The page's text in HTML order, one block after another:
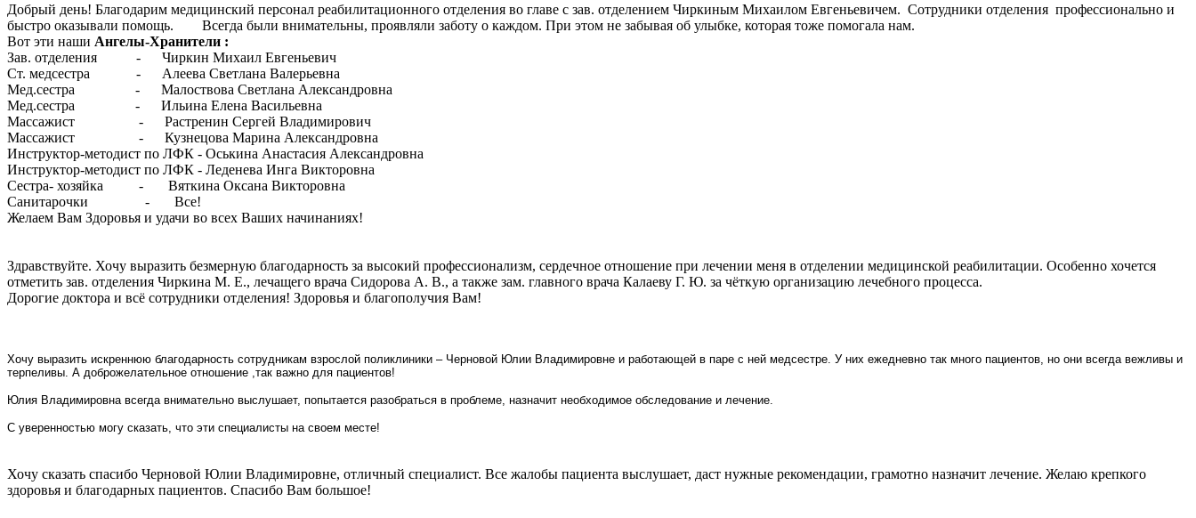
Добрый день! Благодарим медицинский персонал реабилитационного отделения во главе с зав. отделением Чиркиным Михаилом Евгеньевичем. Сотрудники отделения профессионально и
быстро оказывали помощь. Всегда были внимательны, проявляли заботу о каждом. При этом не забывая об улыбке, которая тоже помогала нам.
Вот эти наши Ангелы-Хранители :
Зав. отделения - Чиркин Михаил Евгеньевич
Ст. медсестра - Алеева Светлана Валерьевна
Мед.сестра - Малоствова Светлана Александровна
Мед.сестра - Ильина Елена Васильевна
Массажист - Растренин Сергей Владимирович
Массажист - Кузнецова Марина Александровна
Инструктор-методист по ЛФК - Оськина Анастасия Александровна
Инструктор-методист по ЛФК - Леденева Инга Викторовна
Сестра- хозяйка - Вяткина Оксана Викторовна
Санитарочки - Все!
Желаем Вам Здоровья и удачи во всех Ваших начинаниях!
Здравствуйте. Хочу выразить безмерную благодарность за высокий профессионализм, сердечное отношение при лечении меня в отделении медицинской реабилитации. Особенно хочется
отметить зав. отделения Чиркина М. Е., лечащего врача Сидорова А. В., а также зам. главного врача Калаеву Г. Ю. за чёткую организацию лечебного процесса.
Дорогие доктора и всё сотрудники отделения! Здоровья и благополучия Вам!
Хочу выразить искреннюю благодарность сотрудникам взрослой поликлиники – Черновой Юлии Владимировне и работающей в паре с ней медсестре. У них ежедневно так много пациентов, но они всегда вежливы и
терпеливы. А доброжелательное отношение ,так важно для пациентов!
Юлия Владимировна всегда внимательно выслушает, попытается разобраться в проблеме, назначит необходимое обследование и лечение.
С уверенностью могу сказать, что эти специалисты на своем месте!
Хочу сказать спасибо Черновой Юлии Владимировне, отличный специалист. Все жалобы пациента выслушает, даст нужные рекомендации, грамотно назначит лечение. Желаю крепкого
здоровья и благодарных пациентов. Спасибо Вам большое!